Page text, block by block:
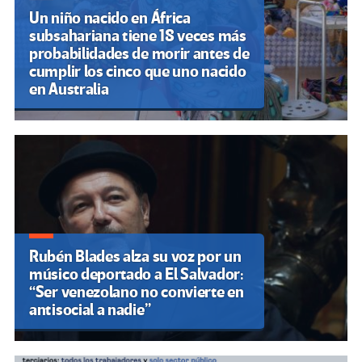
Un niño nacido en África
subsahariana tiene 18 veces más
probabilidades de morir antes de
cumplir los cinco que uno nacido
en Australia
Rubén Blades alza su voz por un
músico deportado a El Salvador:
“Ser venezolano no convierte en
antisocial a nadie”